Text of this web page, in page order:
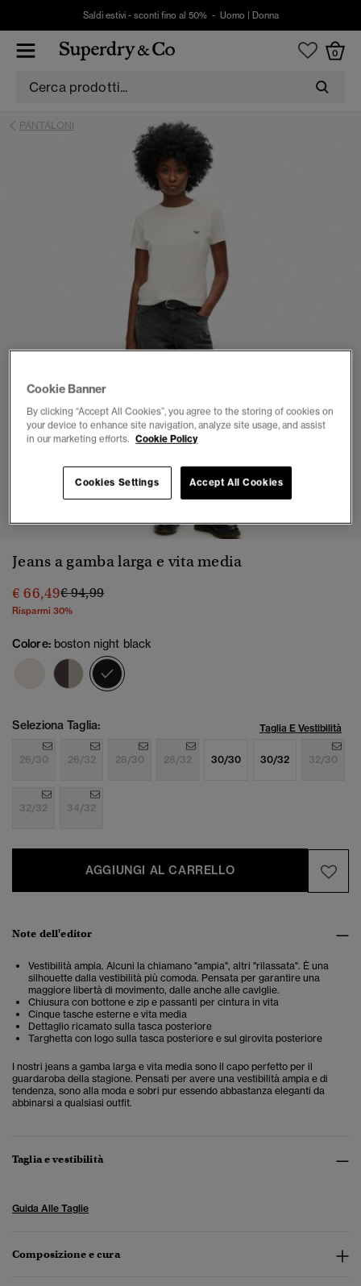
Saldi estivi - sconti fino al 50% - Uomo Donna
0
PANTALONI
Jeans a gamba larga e vita media
€ 66,49Prezzo ridotto da
€ 94,99a
Risparmi 30%
Colore: boston night black
Seleziona Taglia: Taglia E Vestibilità
26/30 26/32 28/30 28/32 30/30 30/32 32/30
32/32 34/32
AGGIUNGI AL CARRELLO
Note dell'editor
Vestibilità ampia. Alcuni la chiamano "ampia", altri "rilassata". È una
silhouette dalla vestibilità più comoda. Pensata per garantire una
maggiore libertà di movimento, dalle anche alle caviglie.
Chiusura con bottone e zip e passanti per cintura in vita
Cinque tasche esterne e vita media
Dettaglio ricamato sulla tasca posteriore
Targhetta con logo sulla tasca posteriore e sul girovita posteriore
I nostri jeans a gamba larga e vita media sono il capo perfetto per il
guardaroba della stagione. Pensati per avere una vestibilità ampia e di
tendenza, sono alla moda e sobri pur essendo abbastanza eleganti da
abbinarsi a qualsiasi outfit.
Taglia e vestibilità
Guida Alle Taglie
Composizione e cura
Cookie Banner
By clicking “Accept All Cookies”, you agree to the storing of cookies on
your device to enhance site navigation, analyze site usage, and assist
in our marketing efforts. Cookie Policy
Cookies Settings Accept All Cookies